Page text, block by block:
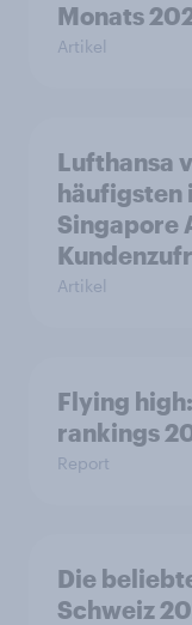
Monats
Artikel
Lufthansa
häufigsten
Singapore
Artikel
Flying
rankings
Report
Die
Schweiz